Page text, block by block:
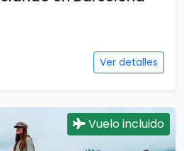
en Barcelona